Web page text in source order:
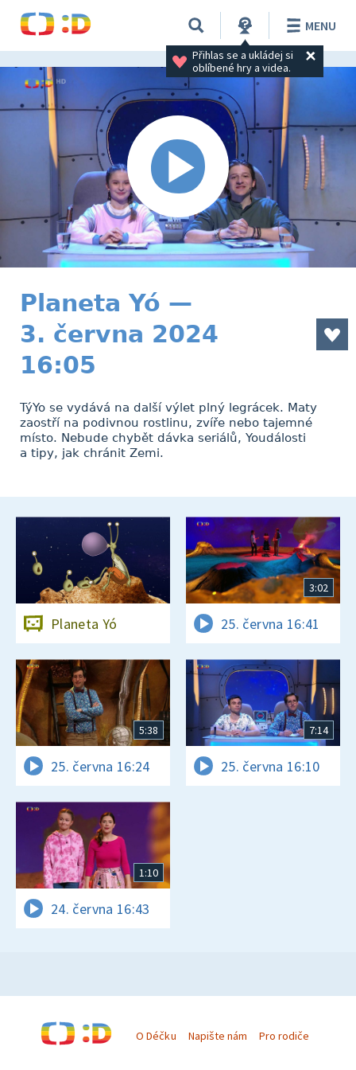
Přihlas se a ukládej si
oblíbené hry a videa.
MENU
Planeta Yó —
3. června 2024
16:05
TýYo se vydává na další výlet plný legrácek. Maty
zaostří na podivnou rostlinu, zvíře nebo tajemné
místo. Nebude chybět dávka seriálů, Youdálosti
a tipy, jak chránit Zemi.
Planeta Yó
3:02
25. června 16:41
5:38
25. června 16:24
7:14
25. června 16:10
1:10
24. června 16:43
O Déčku Napište nám Pro rodiče